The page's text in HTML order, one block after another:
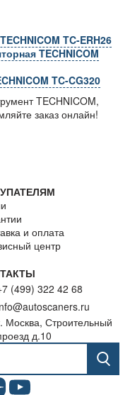
TC-ERH26
TECHNICOM
TC-CG320
TECHNICOM,
заказ онлайн!
и оплата
центр
(499) 322 42 68
Москва, Строительный
д.10